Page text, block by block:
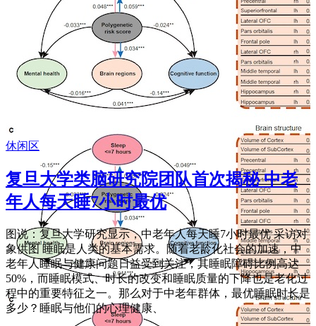
休闲区
复旦大学类脑研究院团队首次揭秘 中老
年人每天睡7小时最优
图说：复旦大学研究显示，中老年人每天睡7小时最优 采访对
象供图 睡眠是人类的基本需求。随着老龄化社会的加速，中
老年人睡眠与健康问题日益受到关注，其睡眠障碍比例高达
50%，而睡眠模式、时长的改变和睡眠质量的下降也是老化过
程中的重要特征之一。那么对于中老年群体，最优睡眠时长是
多少？睡眠与他们的心理健康、